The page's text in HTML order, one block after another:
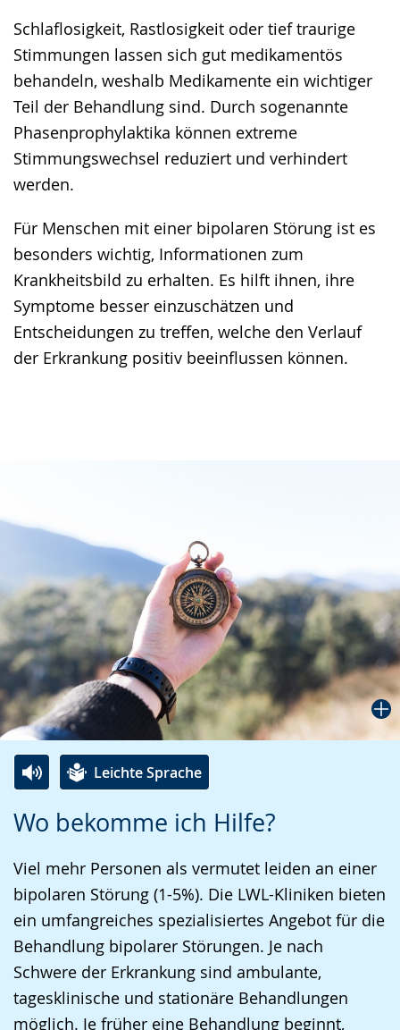
Schlaflosigkeit, Rastlosigkeit oder tief traurige
Stimmungen lassen sich gut medikamentös
behandeln, weshalb Medikamente ein wichtiger
Teil der Behandlung sind. Durch sogenannte
Phasenprophylaktika können extreme
Stimmungswechsel reduziert und verhindert
werden.
Für Menschen mit einer bipolaren Störung ist es
besonders wichtig, Informationen zum
Krankheitsbild zu erhalten. Es hilft ihnen, ihre
Symptome besser einzuschätzen und
Entscheidungen zu treffen, welche den Verlauf
der Erkrankung positiv beeinflussen können.
Gebärdensprache
wird
angezeigt.
Wo bekomme ich Hilfe?
Viel mehr Personen als vermutet leiden an einer
bipolaren Störung (1-5%). Die LWL-Kliniken bieten
ein umfangreiches spezialisiertes Angebot für die
Behandlung bipolarer Störungen. Je nach
Schwere der Erkrankung sind ambulante,
tagesklinische und stationäre Behandlungen
möglich. Je früher eine Behandlung beginnt,
Leichte Sprache
Leichten
wechseln.
Audio-
Video
Deutscher
Gebärdensprache
wird
angezeigt.